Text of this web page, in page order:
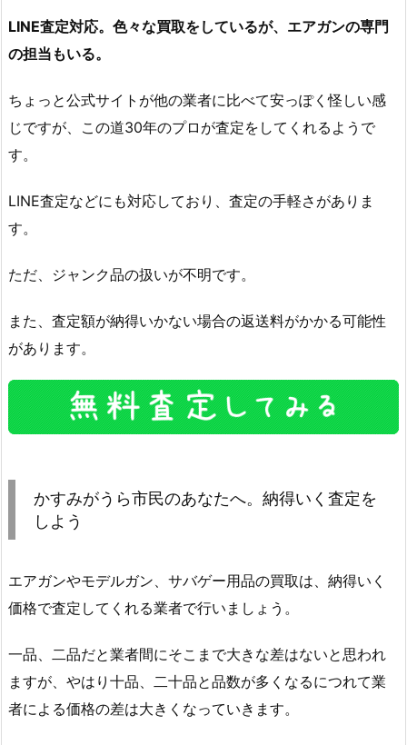
LINE査定対応。色々な買取をしているが、エアガンの専門
の担当もいる。
ちょっと公式サイトが他の業者に比べて安っぽく怪しい感
じですが、この道30年のプロが査定をしてくれるようで
す。
LINE査定などにも対応しており、査定の手軽さがありま
す。
ただ、ジャンク品の扱いが不明です。
また、査定額が納得いかない場合の返送料がかかる可能性
があります。
かすみがうら市民のあなたへ。納得いく査定を
しよう
エアガンやモデルガン、サバゲー用品の買取は、納得いく
価格で査定してくれる業者で行いましょう。
一品、二品だと業者間にそこまで大きな差はないと思われ
ますが、やはり十品、二十品と品数が多くなるにつれて業
者による価格の差は大きくなっていきます。